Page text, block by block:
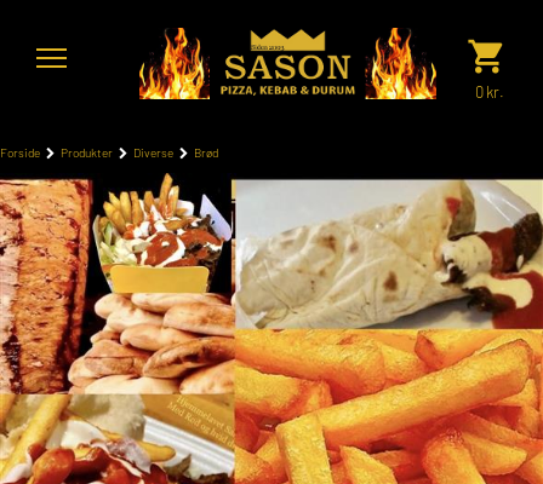
0 kr.
Forside Produkter Diverse Brød